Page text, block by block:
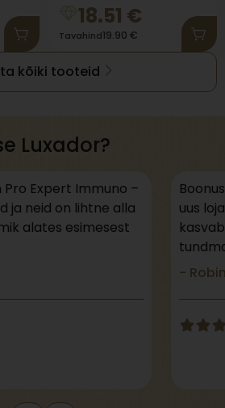
18.51 €
Tavahind19.90 €
kõiki tooteid
Luxador?
Pro Expert Immuno –
ja neid on lihtne alla
alates esimesest
-
uus